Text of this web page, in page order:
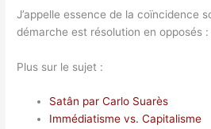
J’appelle essence de la coïncidence
démarche est résolution en opposés
Plus sur le sujet :
Satân par Carlo Suarès
Immédiatisme vs. Capitalisme